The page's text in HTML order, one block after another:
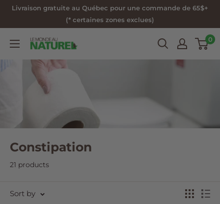
SkipLivraison gratuite au Québec pour une commande de 65$+
(* certaines zones exclues)
Le
au
Naturel
0
Constipation
21 products
Sort by